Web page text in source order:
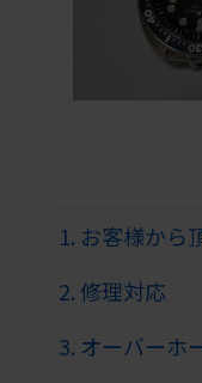
1. お客様から
2.修理対応
3. オーバーホ